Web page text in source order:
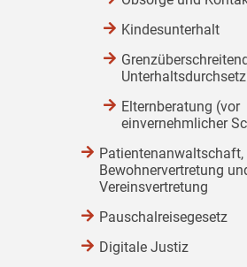
Kindesunterhalt
Elternberatung (vor
einvernehmlicher
Patientenanwaltschaft,
Bewohnervertretung
Vereinsvertretung
Pauschalreisegesetz
Digitale Justiz